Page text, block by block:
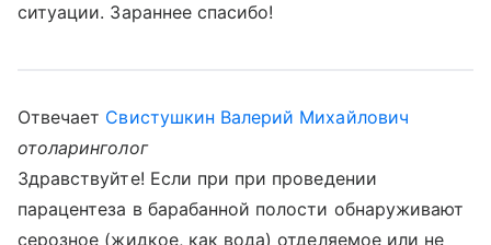
ситуации. Зараннее спасибо!
Отвечает Свистушкин Валерий Михайлович
отоларинголог
Здравствуйте! Если при при проведении
парацентеза в барабанной полости обнаруживают
серозное (жидкое, как вода) отделяемое или не